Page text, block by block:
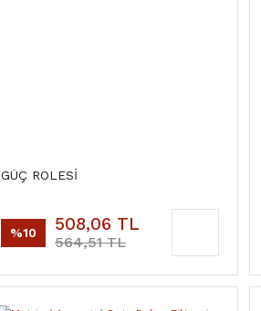
GÜÇ ROLESİ
%10 508,06 TL
564,51 TL